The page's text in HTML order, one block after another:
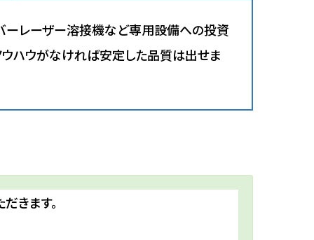
ーレーザー溶接機など専用設備への投資
ウハウがなければ安定した品質は出せま
きます。